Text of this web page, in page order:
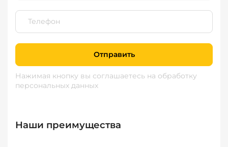
Отправить
Нажимая кнопку вы соглашаетесь на обработку
персональных данных
Наши преимущества